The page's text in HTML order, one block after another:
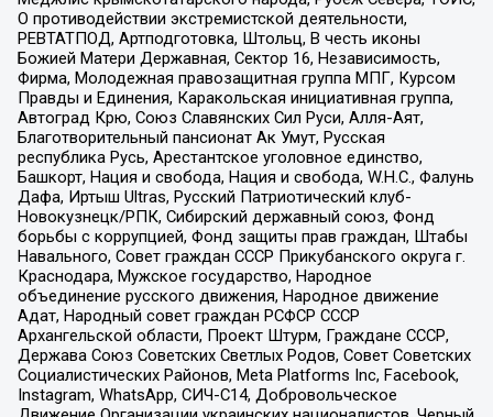
О противодействии экстремистской деятельности,
РЕВТАТПОД, Артподготовка, Штольц, В честь иконы
Божией Матери Державная, Сектор 16, Независимость,
Фирма, Молодежная правозащитная группа МПГ, Курсом
Правды и Единения, Каракольская инициативная группа,
Автоград Крю, Союз Славянских Сил Руси, Алля-Аят,
Благотворительный пансионат Ак Умут, Русская
республика Русь, Арестантское уголовное единство,
Башкорт, Нация и свобода, Нация и свобода, W.H.С., Фалунь
Дафа, Иртыш Ultras, Русский Патриотический клуб-
Новокузнецк/РПК, Сибирский державный союз, Фонд
борьбы с коррупцией, Фонд защиты прав граждан, Штабы
Навального, Совет граждан СССР Прикубанского округа г.
Краснодара, Мужское государство, Народное
объединение русского движения, Народное движение
Адат, Народный совет граждан РСФСР СССР
Архангельской области, Проект Штурм, Граждане СССР,
Держава Союз Советских Светлых Родов, Совет Советских
Социалистических Районов, Meta Platforms Inc, Facebook,
Instagram, WhatsApp, СИЧ-С14, Добровольческое